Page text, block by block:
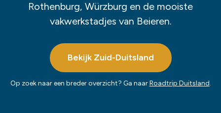
Rothenburg, Würzburg en de mooiste
vakwerkstadjes van Beieren.
Bekijk Zuid-Duitsland
Op zoek naar een breder overzicht? Ga naarRoadtrip Duitsland.